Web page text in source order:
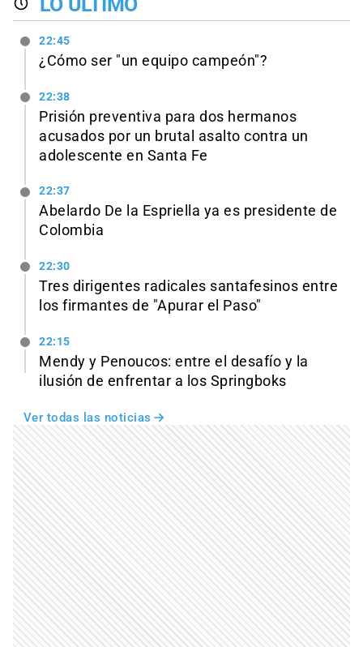
22:45
¿Cómo ser "un equipo campeón"?
22:38
Prisión preventiva para dos hermanos
acusados por un brutal asalto contra un
adolescente en Santa Fe
22:37
Abelardo De la Espriella ya es presidente de
Colombia
22:30
Tres dirigentes radicales santafesinos entre
los firmantes de "Apurar el Paso"
22:15
Mendy y Penoucos: entre el desafío y la
ilusión de enfrentar a los Springboks
Ver todas las noticias